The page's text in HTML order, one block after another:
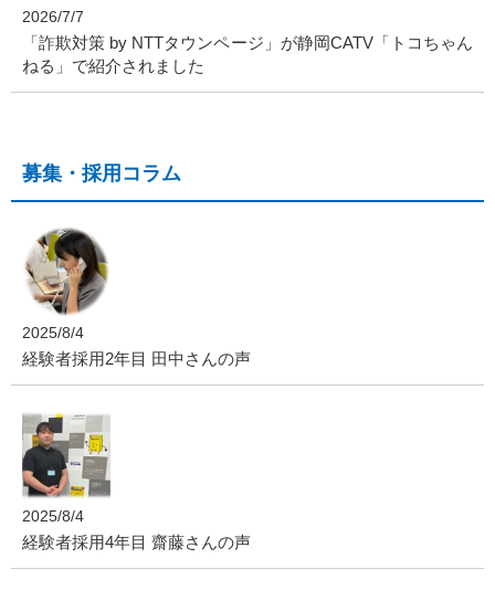
2026/7/7
「詐欺対策 by NTTタウンページ」が静岡CATV「トコちゃん
ねる」で紹介されました
募集・採用コラム
2025/8/4
経験者採用2年目 田中さんの声
2025/8/4
経験者採用4年目 齋藤さんの声